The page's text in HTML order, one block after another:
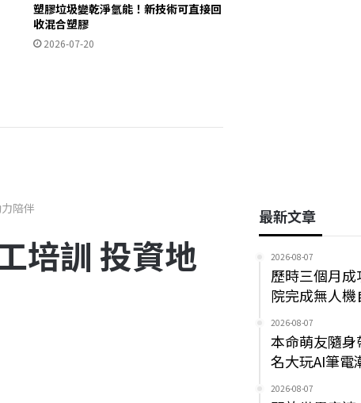
塑膠垃圾變乾淨氫能！新技術可直接回
收混合塑膠
2026-07-20